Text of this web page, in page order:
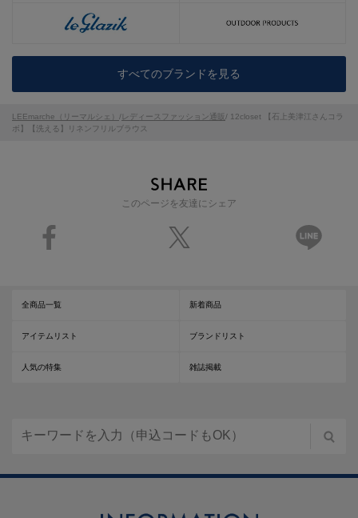
このページを友達にシェア
すべてのブランドを見る
LEEmarche（リーマルシェ） / レディースファッション通販/ 12closet 【石上美津江さんコラ
ボ】【洗える】リネンフリルブラウス
全商品一覧 新着商品
アイテムリスト ブランドリスト
人気の特集 雑誌掲載